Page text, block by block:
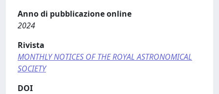
Anno di pubblicazione online
2024
Rivista
MONTHLY NOTICES OF THE ROYAL ASTRONOMICAL
SOCIETY
DOI